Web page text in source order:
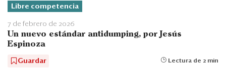
Libre competencia
7 de febrero de 2026
Un nuevo estándar antidumping, por Jesús
Espinoza
Guardar Lectura de 2 min